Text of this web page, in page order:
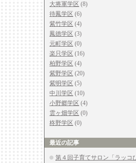
大将軍学区 (8)
待鳳学区 (6)
紫竹学区 (4)
鳳徳学区 (3)
元町学区 (0)
楽只学区 (16)
柏野学区 (4)
紫野学区 (20)
紫明学区 (5)
中川学区 (10)
小野郷学区 (4)
雲ヶ畑学区 (0)
柊野学区 (0)
最近の記事
第４回子育てサロン「ラッコ